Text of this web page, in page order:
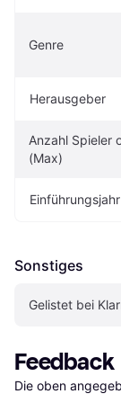
Genre
Herausgeber
Anzahl Spieler
(Max)
Einführungsjahr
Sonstiges
Gelistet bei
Feedback
Die oben